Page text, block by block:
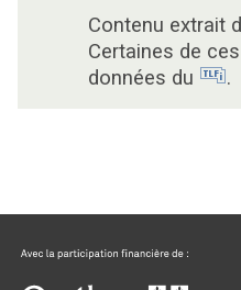
Contenu extrait
Certaines de
données du
.